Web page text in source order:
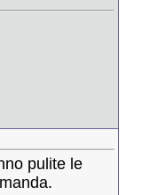
pulite le